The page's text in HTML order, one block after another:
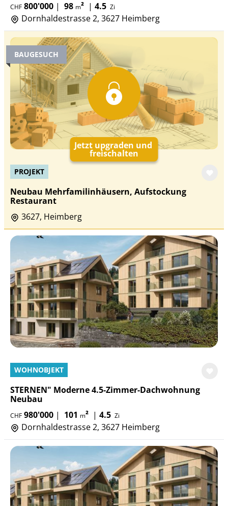
CHF 800'000 | 98 m² | 4.5 Zi
Dornhaldestrasse 2, 3627 Heimberg
BAUGESUCH
Jetzt upgraden und
freischalten
PROJEKT
Neubau Mehrfamilinhäusern, Aufstockung
Restaurant
3627, Heimberg
WOHNOBJEKT
STERNEN" Moderne 4.5-Zimmer-Dachwohnung
Neubau
CHF 980'000 | 101 m² | 4.5 Zi
Dornhaldestrasse 2, 3627 Heimberg